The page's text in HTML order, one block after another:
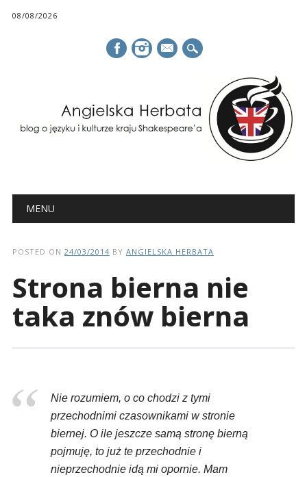
08/08/2026
mail
Main menu
MENU
POSTED ON 24/03/2014 BY ANGIELSKA HERBATA
Strona bierna nie
taka znów bierna
Nie rozumiem, o co chodzi z tymi
przechodnimi czasownikami w stronie
biernej. O ile jeszcze samą stronę bierną
pojmuję, to już te przechodnie i
nieprzechodnie idą mi opornie. Mam